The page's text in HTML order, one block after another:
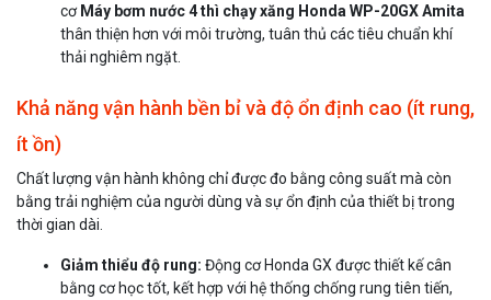
cơ Máy bơm nước 4 thì chạy xăng Honda WP-20GX Amita
thân thiện hơn với môi trường, tuân thủ các tiêu chuẩn khí
thải nghiêm ngặt.
Khả năng vận hành bền bỉ và độ ổn định cao (ít rung,
ít ồn)
Chất lượng vận hành không chỉ được đo bằng công suất mà còn
bằng trải nghiệm của người dùng và sự ổn định của thiết bị trong
thời gian dài.
Giảm thiểu độ rung: Động cơ Honda GX được thiết kế cân
bằng cơ học tốt, kết hợp với hệ thống chống rung tiên tiến,